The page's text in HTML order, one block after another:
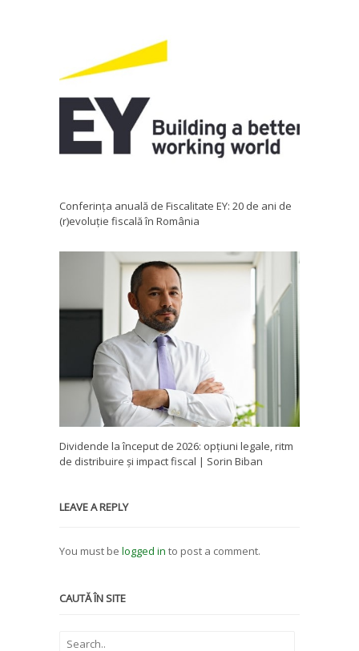
Conferința anuală de Fiscalitate EY: 20 de ani de
(r)evoluție fiscală în România
Dividende la început de 2026: opțiuni legale, ritm
de distribuire și impact fiscal | Sorin Biban
LEAVE A REPLY
You must be logged in to post a comment.
CAUTĂ ÎN SITE